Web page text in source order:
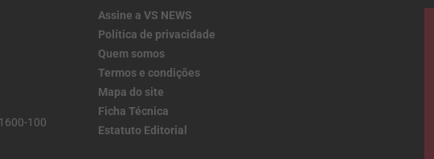
100
Assine a VS NEWS
Política de privacidade
Quem somos
Termos e condições
Mapa do site
Ficha Técnica
Estatuto Editorial